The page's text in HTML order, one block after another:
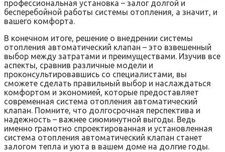
профессиональная установка – залог долгой и
бесперебойной работы системы отопления, а значит, и
вашего комфорта.
В конечном итоге, решение о внедрении системы
отопления автоматический клапан – это взвешенный
выбор между затратами и преимуществами. Изучив все
аспекты, сравнив различные модели и
проконсультировавшись со специалистами, вы
сможете сделать правильный выбор и наслаждаться
комфортом и экономией, которые предоставляет
современная система отопления автоматический
клапан. Помните, что долгосрочная перспектива и
надежность – важнее сиюминутной выгоды. Ведь
именно грамотно спроектированная и установленная
система отопления автоматический клапан станет
залогом тепла и уюта в вашем доме на долгие годы.